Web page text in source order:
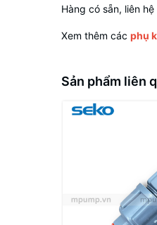
Hàng có sẵn, liên
Xem thêm các phụ
Sản phẩm liên